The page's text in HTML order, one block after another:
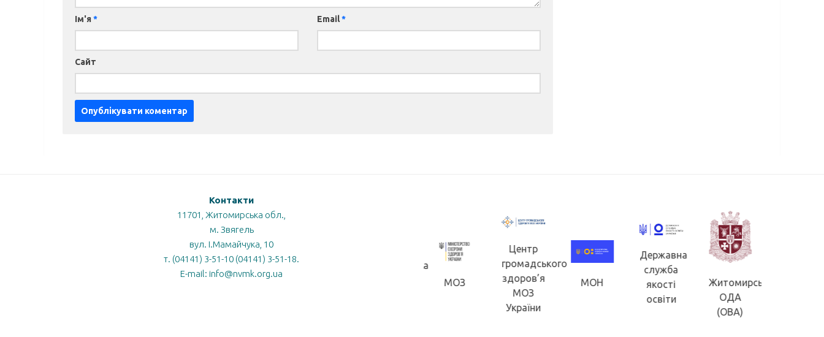
Ім'я * Email*
Сайт
Контакти
11701, Житомирська обл.,
м. Звягель
вул. І.Мамайчука, 10
т. (04141) 3-51-10 (04141) 3-51-18.
E-mail: info@nvmk.org.ua
Державна
служба
Житомирська
МОЗ
Центр
громадського
здоров’я
МОЗ
України
МОН
Державна
служба
якості
освіти
Житомирська
ОДА
(ОВА)